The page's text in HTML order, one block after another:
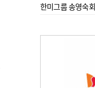
한미그룹 송영숙